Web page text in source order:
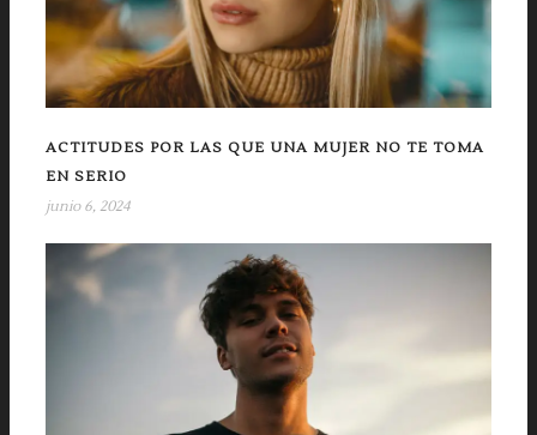
ACTITUDES POR LAS QUE UNA MUJER NO TE TOMA
EN SERIO
junio 6, 2024